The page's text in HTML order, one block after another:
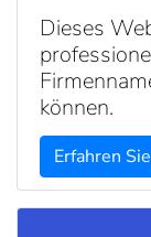
Dieses
können.
Erfahren